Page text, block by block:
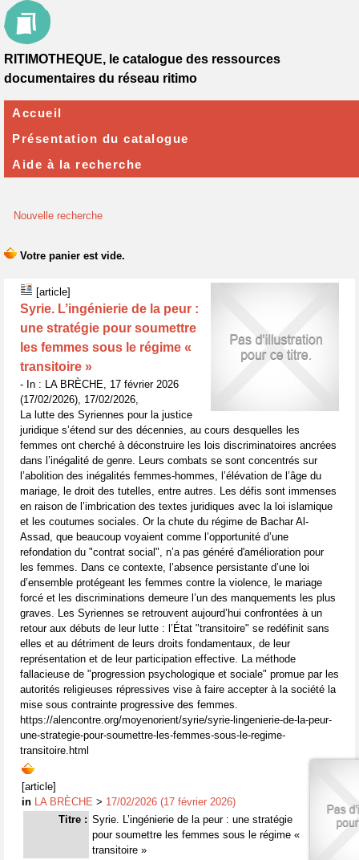
Nouvelle recherche
[article]
Syrie. L’ingénierie de la peur :
une stratégie pour soumettre
les femmes sous le régime «
transitoire »
- In : LA BRÈCHE, 17 février 2026
(17/02/2026), 17/02/2026,
La lutte des Syriennes pour la justice
juridique s’étend sur des décennies, au cours desquelles les
femmes ont cherché à déconstruire les lois discriminatoires ancrées
dans l’inégalité de genre. Leurs combats se sont concentrés sur
l’abolition des inégalités femmes-hommes, l’élévation de l’âge du
mariage, le droit des tutelles, entre autres. Les défis sont immenses
en raison de l’imbrication des textes juridiques avec la loi islamique
et les coutumes sociales. Or la chute du régime de Bachar Al-
Assad, que beaucoup voyaient comme l’opportunité d’une
refondation du "contrat social", n’a pas généré d'amélioration pour
les femmes. Dans ce contexte, l’absence persistante d’une loi
d’ensemble protégeant les femmes contre la violence, le mariage
forcé et les discriminations demeure l’un des manquements les plus
graves. Les Syriennes se retrouvent aujourd’hui confrontées à un
retour aux débuts de leur lutte : l’État "transitoire" se redéfinit sans
elles et au détriment de leurs droits fondamentaux, de leur
représentation et de leur participation effective. La méthode
fallacieuse de "progression psychologique et sociale" promue par les
autorités religieuses répressives vise à faire accepter à la société la
mise sous contrainte progressive des femmes.
https://alencontre.org/moyenorient/syrie/syrie-lingenierie-de-la-peur-
une-strategie-pour-soumettre-les-femmes-sous-le-regime-
transitoire.html
[article]
in LA BRÈCHE > 17/02/2026 (17 février 2026)
Titre : Syrie. L’ingénierie de la peur : une stratégie
pour soumettre les femmes sous le régime «
transitoire »
RITIMOTHEQUE, le catalogue des ressources
documentaires du réseau ritimo
Accueil
Présentation du catalogue
Aide à la recherche